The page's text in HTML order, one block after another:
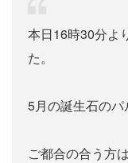
本日16時30分よ
た。
5月の誕生石のパ
ご都合の合う方